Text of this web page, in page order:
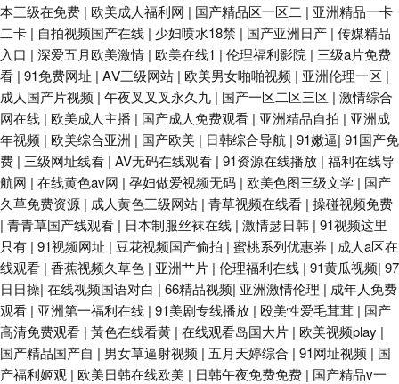
本三级在免费 | 欧美成人福利网 | 国产精品区一区二 | 亚洲精品一卡
二卡 | 自拍视频国产在线 | 少妇喷水18禁 | 国产亚洲日产 | 传媒精品
入口 | 深爱五月欧美激情 | 欧美在线1 | 伦理福利影院 | 三级a片免费
看 | 91免费网址 | AⅤ三级网站 | 欧美男女啪啪视频 | 亚洲伦理一区 |
成人国产片视频 | 午夜叉叉叉永久九 | 国产一区二区三区 | 激情综合
网在线 | 欧美成人主播 | 国产成人免费观看 | 亚洲精品自拍 | 亚洲成
年视频 | 欧美综合亚洲 | 国产欧美 | 日韩综合导航 | 91嫩逼| 91国产免
费 | 三级网址线看 | AV无码在线观看 | 91资源在线播放 | 福利在线导
航网 | 在线黄色av网 | 孕妇做爱视频无码 | 欧美色图三级文学 | 国产
久草免费资源 | 成人黄色三级网站 | 青草视频在线看 | 操碰视频免费
| 青青草国产线观看 | 日本制服丝袜在线 | 激情瑟日韩 | 91视频这里
只有 | 91视频网址 | 豆花视频国产偷拍 | 蜜桃系列优惠券 | 成人a区在
线观看 | 香蕉视频久草色 | 亚洲艹片 | 伦理福利在线 | 91黄瓜视频| 97
日日操| 在线视频国语对白 | 66精品视频| 亚洲激情伦理 | 成年人免费
观看 | 亚洲第一福利在线 | 91美剧专线播放 | 殴美性爱毛茸茸 | 国产
高清免费观看 | 黃色在线看黄 | 在线观看岛国大片 | 欧美视频play |
国产精品国产自 | 男女草逼射视频 | 五月天婷综合 | 91网址视频 | 国
产福利姬观 | 欧美日韩在线欧美 | 日韩午夜免费免费 | 国产精品v一